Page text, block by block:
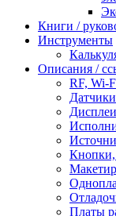
Книги /
Инструменты
Описания /
RF, Wi-
Датчики
Кнопки,
Платы